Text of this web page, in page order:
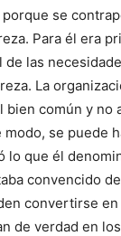
se
Para él era
las
La
bien común y no
modo, se puede
lo que él
convencido
convertirse
de verdad en